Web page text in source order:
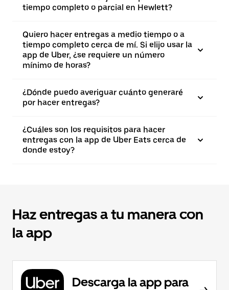
tiempo completo o parcial en Hewlett?
Quiero hacer entregas a medio tiempo o a
tiempo completo cerca de mí. Si elijo usar la
app de Uber, ¿se requiere un número
mínimo de horas?
¿Dónde puedo averiguar cuánto generaré
por hacer entregas?
¿Cuáles son los requisitos para hacer
entregas con la app de Uber Eats cerca de
donde estoy?
Haz entregas a tu manera con
la app
Descarga la app para